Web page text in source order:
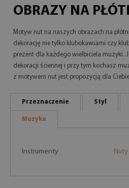
OBRAZY NA
Motyw nut na naszych obrazach na
dekorację nie tylko klubokawiarni czy
prezent dla każdego wielbiciela muzyki.
dekoracji ściennej i przy tym kochasz
z motywem nut jest propozycją dla
Przeznaczenie Styl
Muzyka
Instrumenty Nuty